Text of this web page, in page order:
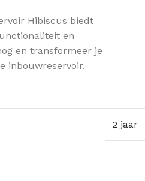
Hibiscus biedt
en
en transformeer je
inbouwreservoir.
2 jaar